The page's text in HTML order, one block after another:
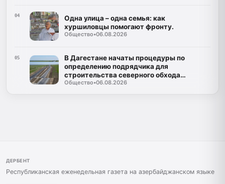
04
Одна улица – одна семья: как
хуршиловцы помогают фронту.
Общество•06.08.2026
05
В Дагестане начаты процедуры по
определению подрядчика для
строительства северного обхода
Махачкалы
Общество•06.08.2026
ДЕРБЕНТ
Республиканская еженедельная газета на азербайджанском языке